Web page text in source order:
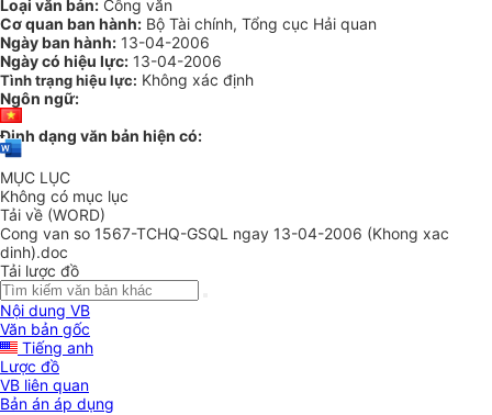
Loại văn bản: Công văn
Cơ quan ban hành: Bộ Tài chính, Tổng cục Hải quan
Ngày ban hành: 13-04-2006
Ngày có hiệu lực: 13-04-2006
Tình trạng hiệu lực: Không xác định
Ngôn ngữ:
Định dạng văn bản hiện có:
MỤC LỤC
Không có mục lục
Tải về (WORD)
Cong van so 1567-TCHQ-GSQL ngay 13-04-2006 (Khong xac
dinh).doc
Tải lược đồ
Nội dung VB
Văn bản gốc
Tiếng anh
Lược đồ
VB liên quan
Bản án áp dụng